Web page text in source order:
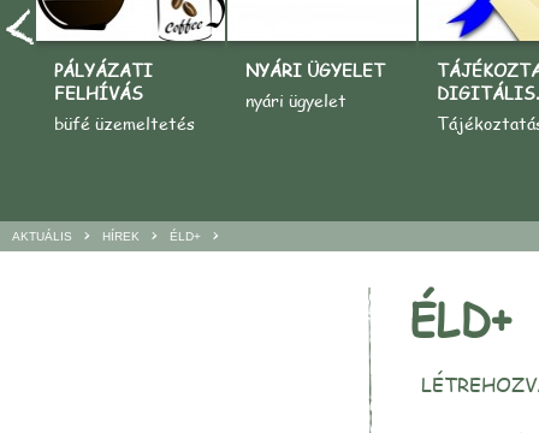
PÁLYÁZATI
FELHÍVÁS
büfé üzemeltetés
NYÁRI ÜGYELET
nyári ügyelet
AKTUÁLIS > HÍREK > ÉLD+ >
ÉLD+